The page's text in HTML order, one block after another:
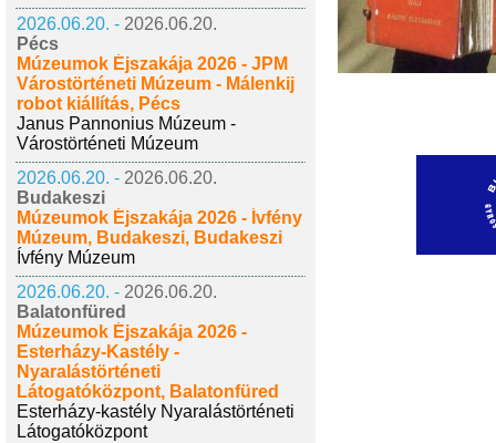
2026.06.20. - 2026.06.20.
Pécs
Múzeumok Éjszakája 2026 - JPM
Várostörténeti Múzeum - Málenkij
robot kiállítás, Pécs
Janus Pannonius Múzeum -
Várostörténeti Múzeum
2026.06.20. - 2026.06.20.
Budakeszi
Múzeumok Éjszakája 2026 - Ívfény
Múzeum, Budakeszi, Budakeszi
Ívfény Múzeum
2026.06.20. - 2026.06.20.
Balatonfüred
Múzeumok Éjszakája 2026 -
Esterházy-Kastély -
Nyaralástörténeti
Látogatóközpont, Balatonfüred
Esterházy-kastély Nyaralástörténeti
Látogatóközpont